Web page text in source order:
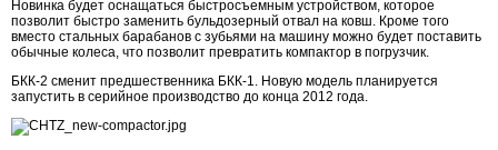
Новинка будет оснащаться быстросъемным устройством, которое
позволит быстро заменить бульдозерный отвал на ковш. Кроме того
вместо стальных барабанов с зубьями на машину можно будет поставить
обычные колеса, что позволит превратить компактор в погрузчик.
БКК-2 сменит предшественника БКК-1. Новую модель планируется
запустить в серийное производство до конца 2012 года.